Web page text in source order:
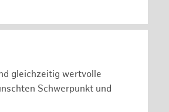
gleichzeitig wertvolle
Schwerpunkt und